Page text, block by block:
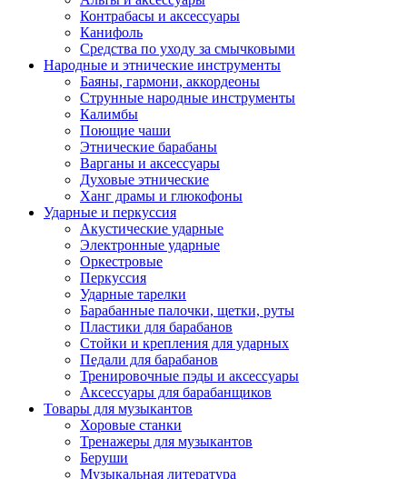
Контрабасы и аксессуары
Канифоль
Средства по уходу за смычковыми
Народные и этнические инструменты
Баяны, гармони, аккордеоны
Струнные народные инструменты
Калимбы
Поющие чаши
Этнические барабаны
Варганы и аксессуары
Духовые этнические
Ханг драмы и глюкофоны
Ударные и перкуссия
Акустические ударные
Электронные ударные
Оркестровые
Перкуссия
Ударные тарелки
Барабанные палочки, щетки, руты
Пластики для барабанов
Стойки и крепления для ударных
Педали для барабанов
Тренировочные пэды и аксессуары
Аксессуары для барабанщиков
Товары для музыкантов
Хоровые станки
Тренажеры для музыкантов
Беруши
Музыкальная литература